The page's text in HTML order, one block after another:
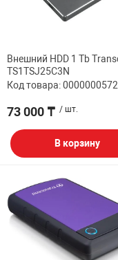
Внешний HDD 1 Tb
TS1TSJ25C3N
Код товара:
73 000 ₸ / шт.
В корзину